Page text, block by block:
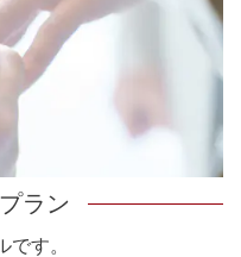
ラン
す。